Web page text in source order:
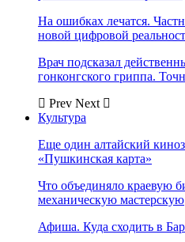
На ошибках лечатся.
новой цифровой
Врач подсказал
гонконгского гриппа.
Prev Next
Культура
Еще один алтайский
«Пушкинская карта»
Что объединяло краевую
механическую мастерскую
Афиша. Куда сходить в